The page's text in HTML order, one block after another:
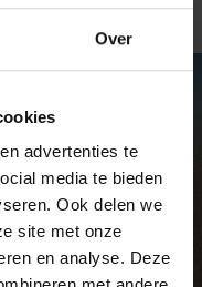
Over
advertenties te
media te bieden
Ook delen we
site met onze
en analyse. Deze